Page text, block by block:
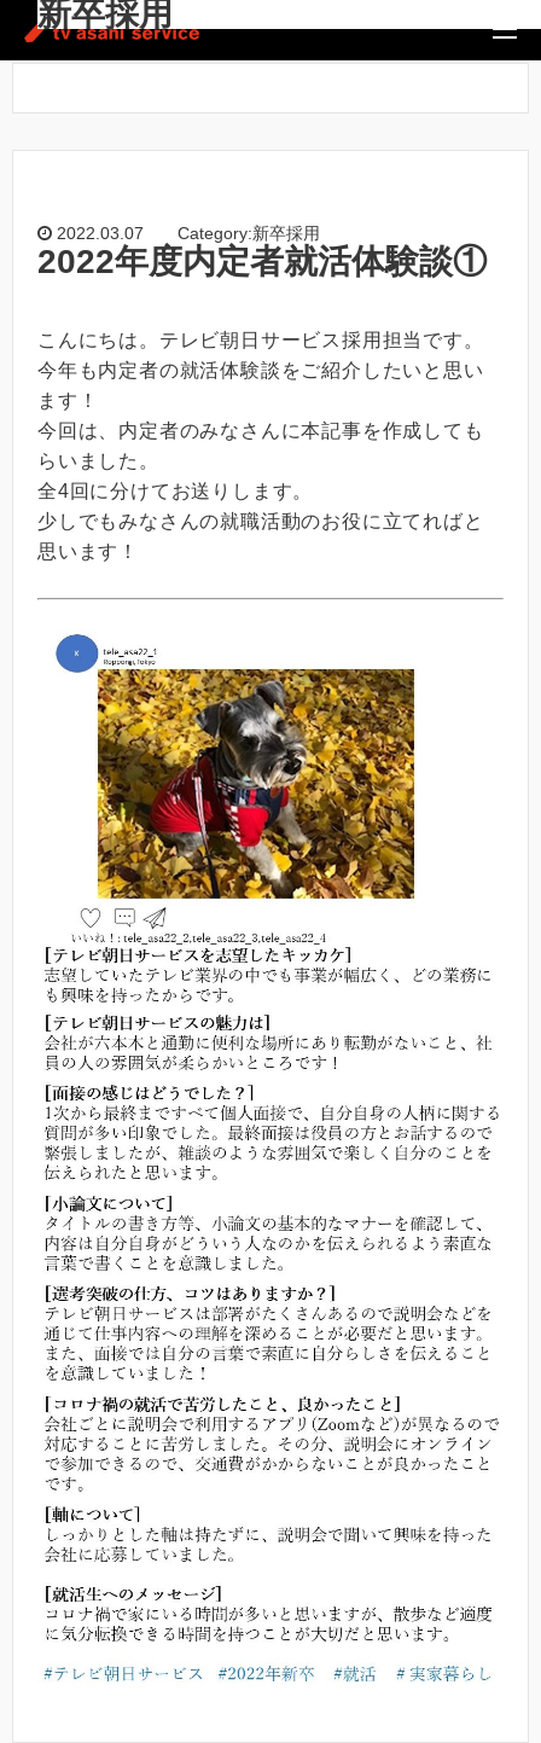
ホーム/ 新卒採用
新卒採用
2022.03.07 Category:新卒採用
2022年度内定者就活体験談①
こんにちは。テレビ朝日サービス採用担当です。
今年も内定者の就活体験談をご紹介したいと思い
ます！
今回は、内定者のみなさんに本記事を作成しても
らいました。
全4回に分けてお送りします。
少しでもみなさんの就職活動のお役に立てればと
思います！